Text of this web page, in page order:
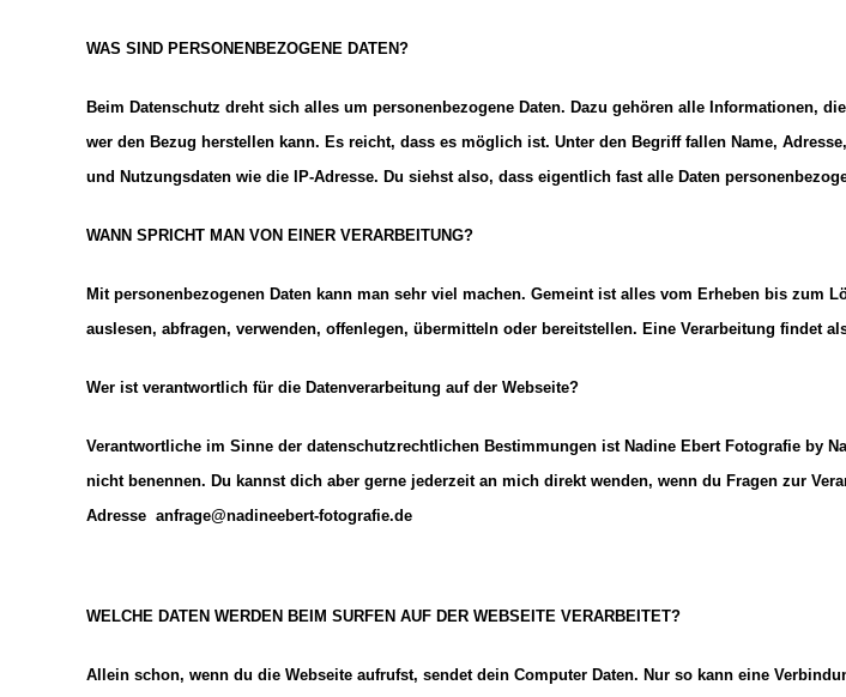
WAS SIND PERSONENBEZOGENE DATEN?
Beim Datenschutz dreht sich alles um personenbezogene Daten. Dazu gehören alle Informationen,
wer den Bezug herstellen kann. Es reicht, dass es möglich ist. Unter den Begriff fallen Name,
und Nutzungsdaten wie die IP-Adresse. Du siehst also, dass eigentlich fast alle Daten
WANN SPRICHT MAN VON EINER VERARBEITUNG?
Mit personenbezogenen Daten kann man sehr viel machen. Gemeint ist alles vom Erheben bis zum
auslesen, abfragen, verwenden, offenlegen, übermitteln oder bereitstellen. Eine Verarbeitung findet
Wer ist verantwortlich für die Datenverarbeitung auf der Webseite?
Verantwortliche im Sinne der datenschutzrechtlichen Bestimmungen ist Nadine Ebert Fotografie by
nicht benennen. Du kannst dich aber gerne jederzeit an mich direkt wenden, wenn du Fragen zur
Adresse anfrage@nadineebert-fotografie.de
WELCHE DATEN WERDEN BEIM SURFEN AUF DER WEBSEITE VERARBEITET?
Allein schon, wenn du die Webseite aufrufst, sendet dein Computer Daten. Nur so kann eine